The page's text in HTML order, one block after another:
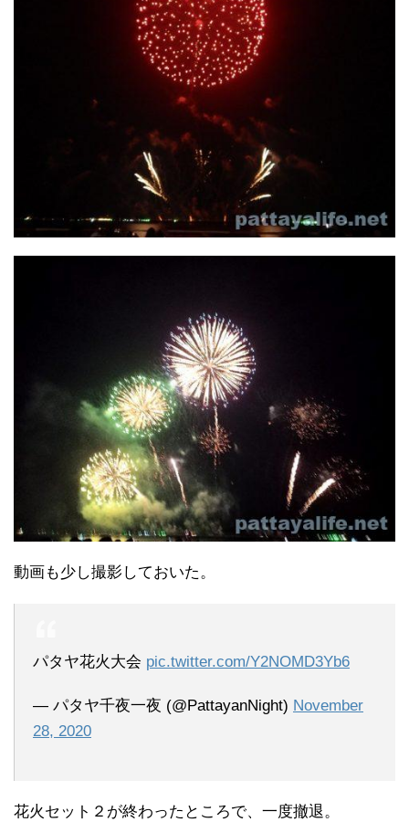
動画も少し撮影しておいた。
パタヤ花火大会 pic.twitter.com/Y2NOMD3Yb6
— パタヤ千夜一夜 (@PattayanNight) November
28, 2020
花火セット２が終わったところで、一度撤退。